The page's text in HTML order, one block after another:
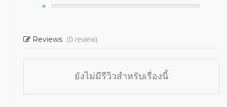
Reviews (0 review)
ยังไม่มีรีวิวสำหรับเรื่องนี้